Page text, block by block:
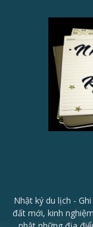
Nhật ký du lịch -
đất mới, kinh